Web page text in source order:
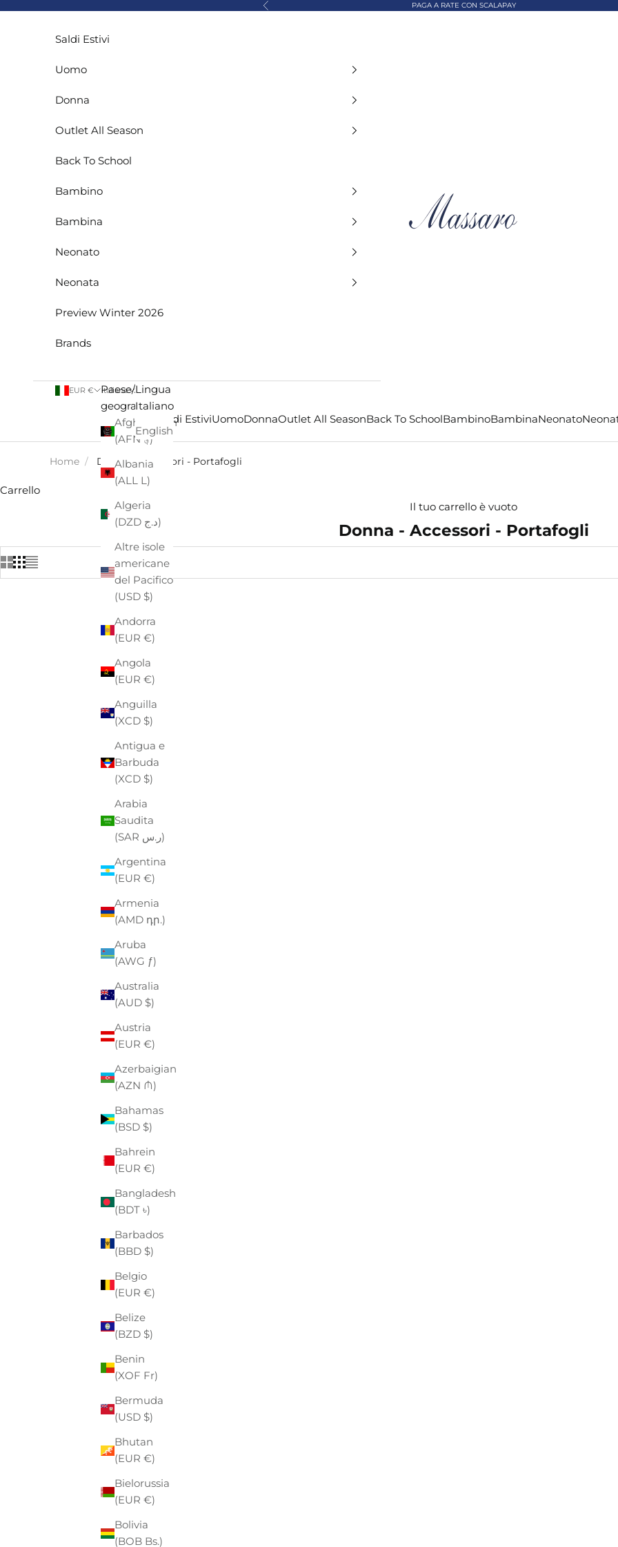
Precedente PAGA A RATE CON SCALAPAY
MASSARO ABBIGLIAMENTO
Saldi EstiviUomoDonnaOutlet All SeasonBack To SchoolBambinoBambinaNeonato
Saldi Estivi
Uomo
Donna
Outlet All Season
Back To School
Bambino
Bambina
Neonato
Neonata
Preview Winter 2026
Brands
EUR €
Paese/Area
geografica
Afghanistan
(AFN ؋)
Albania
(ALL L)
Algeria
(DZD د.ج)
Altre isole
americane
del Pacifico
(USD $)
Andorra
(EUR €)
Angola
(EUR €)
Anguilla
(XCD $)
Antigua e
Barbuda
(XCD $)
Arabia
Saudita
(SAR ر.س)
Argentina
(EUR €)
Armenia
(AMD դր.)
Aruba
(AWG ƒ)
Australia
(AUD $)
Austria
(EUR €)
Azerbaigian
(AZN ₼)
Bahamas
(BSD $)
Bahrein
(EUR €)
Bangladesh
(BDT ৳)
Barbados
(BBD $)
Belgio
(EUR €)
Belize
(BZD $)
Benin
(XOF Fr)
Bermuda
(USD $)
Bhutan
(EUR €)
Bielorussia
(EUR €)
Bolivia
(BOB Bs.)
Italiano
Lingua
Italiano
English
Home / Donna - Accessori - Portafogli
Carrello
Il tuo carrello è vuoto
Donna - Accessori - Portafogli
GUESS
PORTAFOGLIO "AMORETTE" NERO
ZIP AROUND IN ECOPELLE CON
PORTAMONETE
PREZZO
€60,00-30%PREZZO SCONTATO
€42,00
GUESS
PORTAFOGLIO "EMILIYA SLG"
BEIGE CON LOGO TRIANGOLARE E
PREZZO
€65,00-30% PREZZO SCONTATO
€45,50